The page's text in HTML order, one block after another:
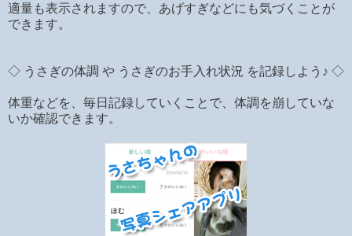
適量も表示されますので、あげすぎなどにも気づくことが
できます。
◇ うさぎの体調 や うさぎのお手入れ状況 を記録しよう♪ ◇
体重などを、毎日記録していくことで、体調を崩していな
いか確認できます。